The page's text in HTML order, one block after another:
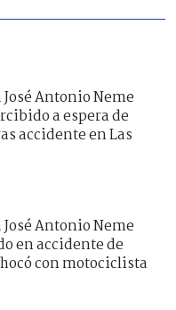
Antonio Neme
a espera de
accidente en Las
Antonio Neme
en accidente de
con motociclista